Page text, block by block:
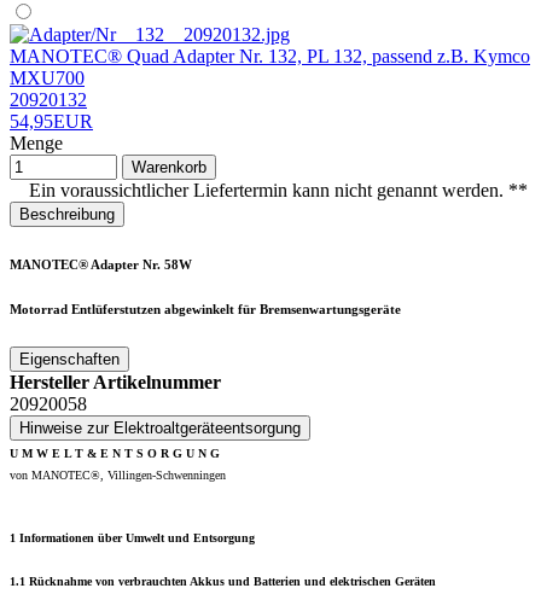
MANOTEC® Quad Adapter Nr. 132, PL 132, passend z.B. Kymco
MXU700
20920132
54,95EUR
Menge
Warenkorb
Ein voraussichtlicher Liefertermin kann nicht genannt werden. **
Beschreibung
MANOTEC® Adapter Nr. 58W
Motorrad Entlüferstutzen abgewinkelt für Bremsenwartungsgeräte
Eigenschaften
Hersteller Artikelnummer
20920058
Hinweise zur Elektroaltgeräteentsorgung
U M W E L T & E N T S O R G U N G
von MANOTEC®, Villingen-Schwenningen
1 Informationen über Umwelt und Entsorgung
1.1 Rücknahme von verbrauchten Akkus und Batterien und elektrischen Geräten